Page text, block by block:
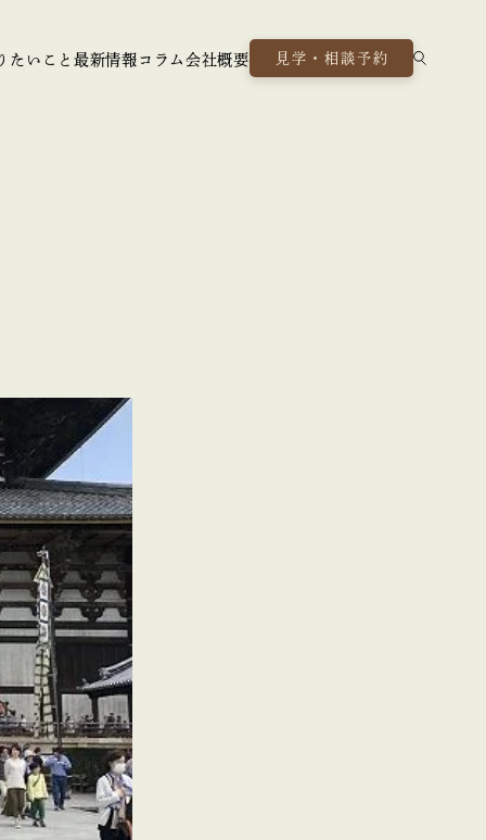
たいこと最新情報 コラム 会社概要 見学・相談予約